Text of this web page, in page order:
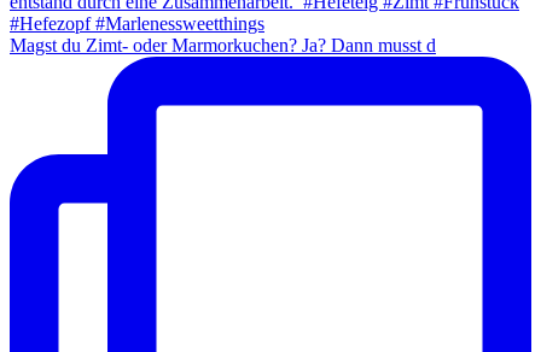
Magst du Zimt- oder Marmorkuchen? Ja? Dann musst d